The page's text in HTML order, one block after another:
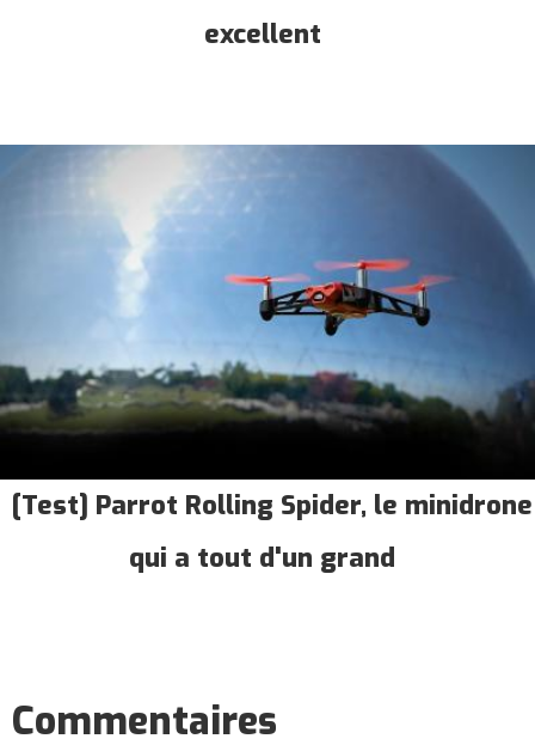
excellent
[Test] Parrot Rolling Spider, le minidrone
qui a tout d'un grand
Commentaires